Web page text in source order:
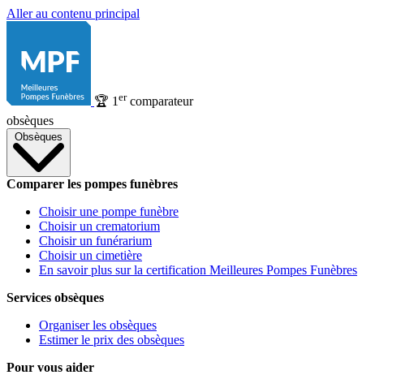
Aller au contenu principal
🏆 1 ercomparateur
obsèques
Obsèques
Comparer les pompes funèbres
Choisir une pompe funèbre
Choisir un crematorium
Choisir un funérarium
Choisir un cimetière
En savoir plus sur la certification Meilleures Pompes Funèbres
Services obsèques
Organiser les obsèques
Estimer le prix des obsèques
Pour vous aider